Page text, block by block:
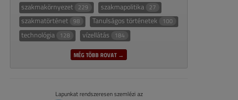
szakmakörnyezet 229 szakmapolitika 27
szakmatörténet 98 Tanulságos történetek 100
technológia 128 vízellátás 184
MÉG TÖBB ROVAT →
Lapunkat rendszeresen szemlézi az